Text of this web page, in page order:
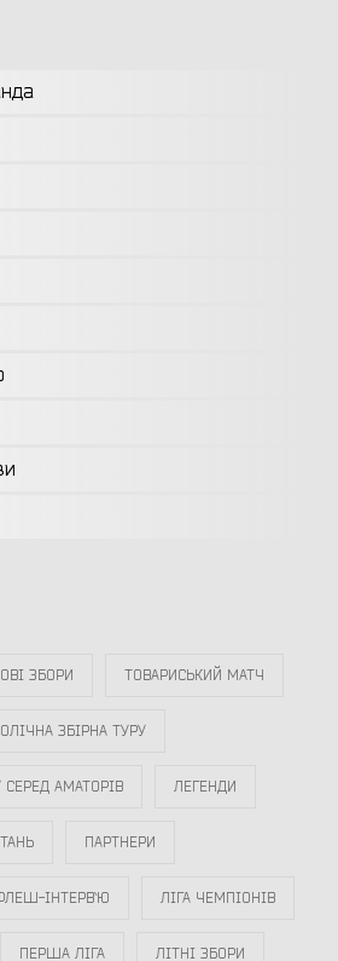
ЗБОРИ ТОВАРИСЬКИЙ МАТЧ
ЗБІРНА ТУРУ
СЕРЕД АМАТОРІВ ЛЕГЕНДИ
ПАРТНЕРИ
ІНТЕРВ`Ю ЛІГА ЧЕМПІОНІВ
ПЕРША ЛІГА ЛІТНІ ЗБОРИ